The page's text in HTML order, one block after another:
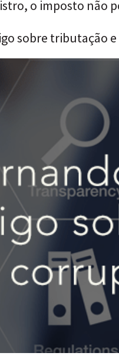
o imposto não
sobre tributação